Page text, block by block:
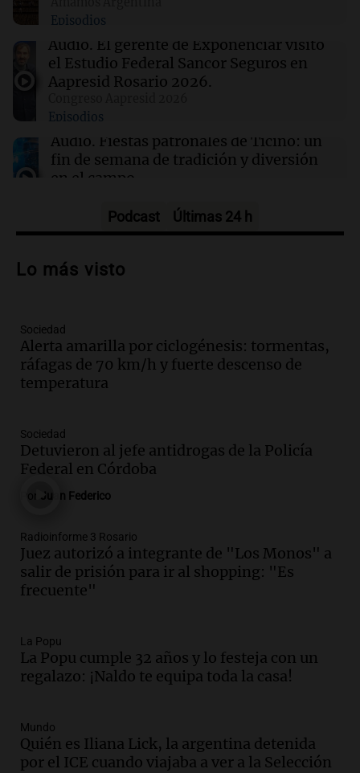
21:54 Mundo
Líderes indígenas guatemaltecos liberados
tras 15 meses de prisión sin juicio
Episodios
Audio. El gerente de Exponenciar visitó
el Estudio Federal Sancor Seguros en
Aapresid Rosario 2026.
Episodios
Audio. Fiestas patronales de Ticino: un
fin de semana de tradición y diversión
en el campo
Audio.Preparativos para la feria en La
de apertura
Audio.
lluvias, senadores manifiestan
oposición a ley de tierras
Panorama Federal
Audio.
centro de esquí Penitentes Park tras
siete años de cierre por falta de nieve
Episodios
Audio.Madres en Rosario piden por la
ley Joaquín.
Viva la Radio Rosario
Episodios
de hacienda: “Las tecnologías no
reemplazan el contacto con la gente”
La Argentina, hoy
Audio.
un pozo de 17 metros en Nueva Córdoba
Panorama Federal
Podcast Últimas 24 h
Lo más visto
Sociedad
Alerta amarilla por ciclogénesis: tormentas,
ráfagas de 70 km/h y fuerte descenso de
temperatura
Sociedad
Detuvieron al jefe antidrogas de la Policía
Federal en Córdoba
Juan Federico
Radioinforme 3 Rosario
Juez autorizó a integrante de "Los Monos" a
salir de prisión para ir al shopping: "Es
frecuente"
La Popu
La Popu cumple 32 años y lo festeja con un
regalazo: ¡Naldo te equipa toda la casa!
Mundo
Quién es Iliana Lick, la argentina detenida
por el ICE cuando viajaba a ver a la Selección